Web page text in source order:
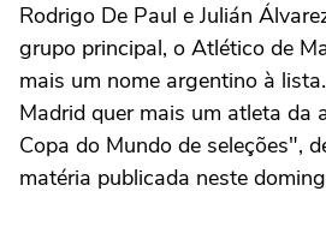
Rodrigo De Paul e Julián
grupo principal, o Atlético de
mais um nome argentino à
Madrid quer mais um atleta da
Copa do Mundo de seleções",
matéria publicada neste